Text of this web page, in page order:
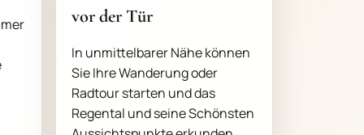
vor der Tür
In unmittelbarer Nähe können
Sie Ihre Wanderung oder
Radtour starten und das
Regental und seine Schönsten